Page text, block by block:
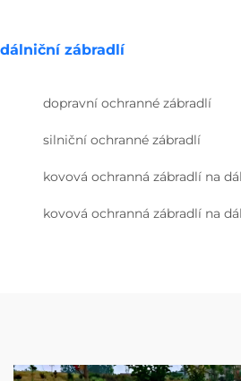
dálniční zábradlí
dopravní ochranné zábradlí
silniční ochranné zábradlí
kovová ochranná zábradlí na
kovová ochranná zábradlí na